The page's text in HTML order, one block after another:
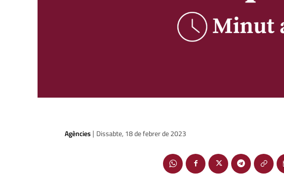
Agències | Dissabte, 18 de febrer de 2023